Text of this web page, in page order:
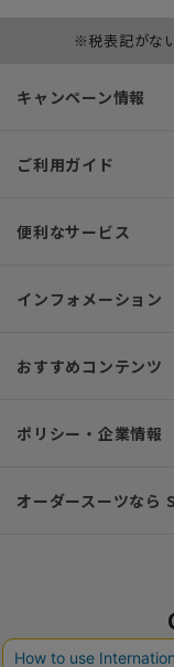
※税表記がな
キャンペーン情報
ご利用ガイド
便利なサービス
インフォメーション
おすすめコンテンツ
ポリシー・企業情報
オーダースーツなら